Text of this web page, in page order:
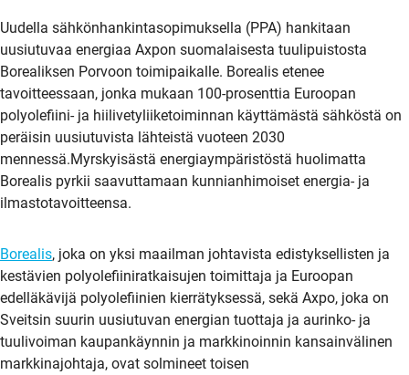
Uudella sähkönhankintasopimuksella (PPA) hankitaan
uusiutuvaa energiaa Axpon suomalaisesta tuulipuistosta
Borealiksen Porvoon toimipaikalle. Borealis etenee
tavoitteessaan, jonka mukaan 100-prosenttia Euroopan
polyolefiini- ja hiilivetyliiketoiminnan käyttämästä sähköstä on
peräisin uusiutuvista lähteistä vuoteen 2030
mennessä.Myrskyisästä energiaympäristöstä huolimatta
Borealis pyrkii saavuttamaan kunnianhimoiset energia- ja
ilmastotavoitteensa.
Borealis, joka on yksi maailman johtavista edistyksellisten ja
kestävien polyolefiiniratkaisujen toimittaja ja Euroopan
edelläkävijä polyolefiinien kierrätyksessä, sekä Axpo, joka on
Sveitsin suurin uusiutuvan energian tuottaja ja aurinko- ja
tuulivoiman kaupankäynnin ja markkinoinnin kansainvälinen
markkinajohtaja, ovat solmineet toisen